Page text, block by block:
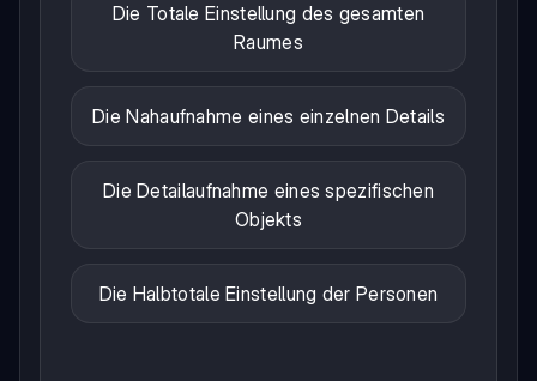
Die Totale Einstellung des gesamten
Raumes
Die Nahaufnahme eines einzelnen Details
Die Detailaufnahme eines spezifischen
Objekts
Die Halbtotale Einstellung der Personen